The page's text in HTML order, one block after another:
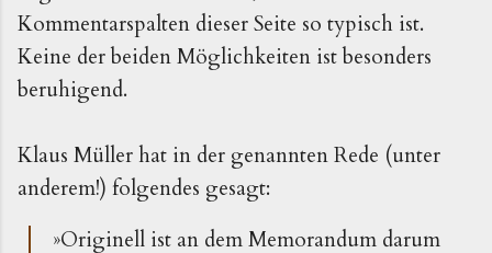
Kommentarspalten dieser Seite so typisch ist.
Keine der beiden Möglichkeiten ist besonders
beruhigend.
Klaus Müller hat in der genannten Rede (unter
anderem!) folgendes gesagt:
»Originell ist an dem Memorandum darum